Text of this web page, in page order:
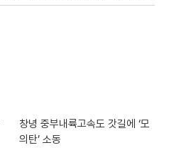
창녕 중부내륙고속도 갓길에 ‘모
의탄’ 소동